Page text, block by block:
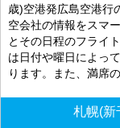
歳)空港発広島空港行
空会社の情報をスマ
とその日程のフライ
は日付や曜日によっ
ります。また、満席
札幌(新